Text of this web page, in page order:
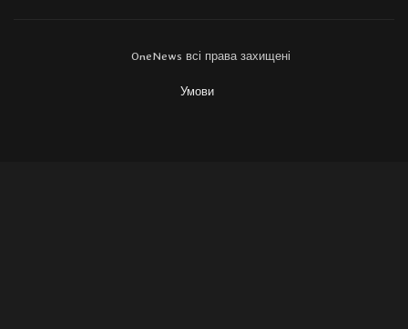
OneNews всі права захищені
Умови